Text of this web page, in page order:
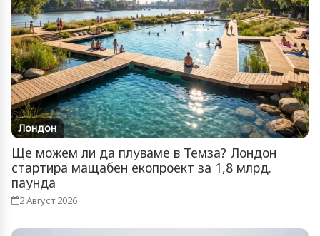
Лондон
Ще можем ли да плуваме в Темза? Лондон
стартира мащабен екопроект за 1,8 млрд.
паунда
2 Август 2026